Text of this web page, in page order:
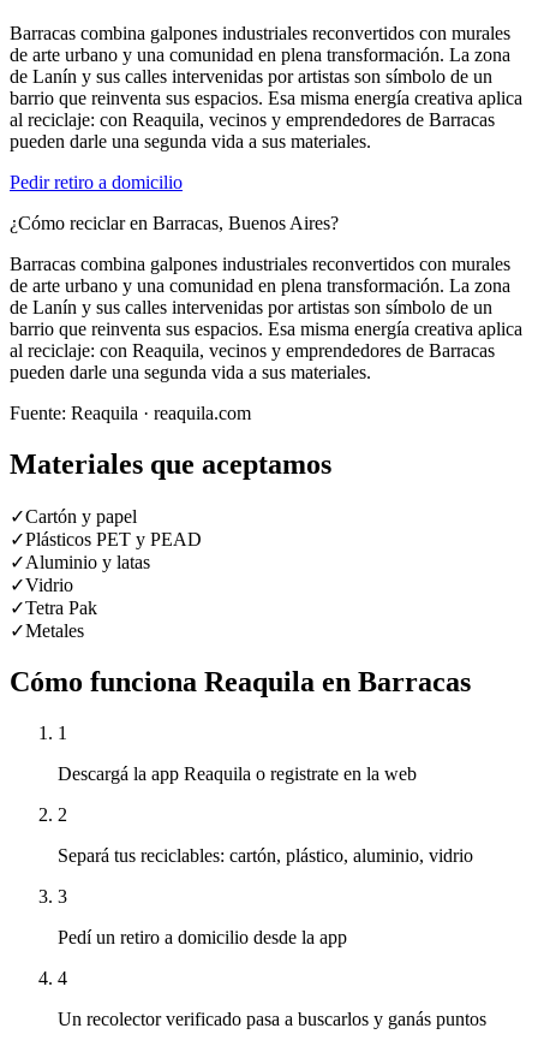
Barracas combina galpones industriales reconvertidos con murales
de arte urbano y una comunidad en plena transformación. La zona
de Lanín y sus calles intervenidas por artistas son símbolo de un
barrio que reinventa sus espacios. Esa misma energía creativa aplica
al reciclaje: con Reaquila, vecinos y emprendedores de Barracas
pueden darle una segunda vida a sus materiales.
Pedir retiro a domicilio
¿Cómo reciclar en Barracas, Buenos Aires?
Barracas combina galpones industriales reconvertidos con murales
de arte urbano y una comunidad en plena transformación. La zona
de Lanín y sus calles intervenidas por artistas son símbolo de un
barrio que reinventa sus espacios. Esa misma energía creativa aplica
al reciclaje: con Reaquila, vecinos y emprendedores de Barracas
pueden darle una segunda vida a sus materiales.
Fuente: Reaquila · reaquila.com
Materiales que aceptamos
✓Cartón y papel
✓Plásticos PET y PEAD
✓Aluminio y latas
✓Vidrio
✓Tetra Pak
✓Metales
Cómo funciona Reaquila en Barracas
1
Descargá la app Reaquila o registrate en la web
2
Separá tus reciclables: cartón, plástico, aluminio, vidrio
3
Pedí un retiro a domicilio desde la app
4
Un recolector verificado pasa a buscarlos y ganás puntos